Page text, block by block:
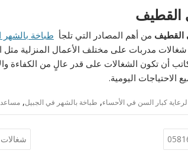
القطيف
القطيف من أهم المصادر التي تلجأ طباخة بالشهر
شغالات مدربات على مختلف الأعمال المنزلية مثل
أن تكون الشغالات على قدر عالٍ من الكفاءة
الاحتياجات اليومية.
كبار السن في الأحساء, طباخة بالشهر في الجبيل,
شغالات